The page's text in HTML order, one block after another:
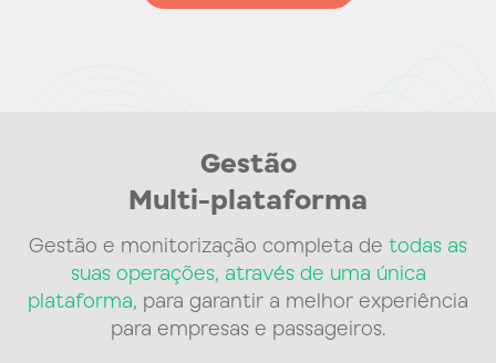
Gestão
Multi-plataforma
Gestão e monitorização completa de todas as
suas operações, através de uma única
plataforma, para garantir a melhor experiência
para empresas e passageiros.